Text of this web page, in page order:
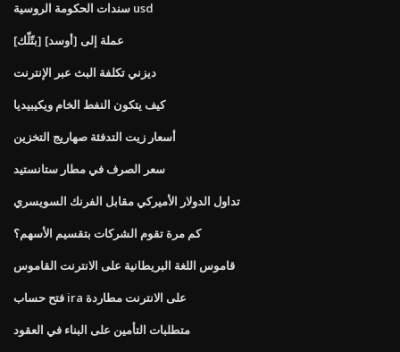
سندات الحكومة الروسية usd
[بتّلّك] عملة إلى [أوسد]
ديزني تكلفة البث عبر الإنترنت
كيف يتكون النفط الخام ويكيبيديا
أسعار زيت التدفئة صهاريج التخزين
سعر الصرف في مطار ستانستيد
تداول الدولار الأميركي مقابل الفرنك السويسري
كم مرة تقوم الشركات بتقسيم الأسهم؟
قاموس اللغة البريطانية على الانترنت القاموس
فتح حساب ira على الانترنت مطاردة
متطلبات التأمين على البناء في العقود